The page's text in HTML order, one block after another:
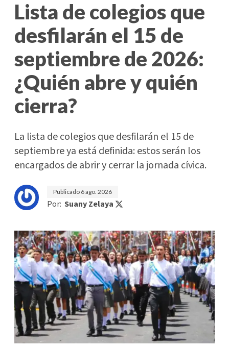
Lista de colegios que
desfilarán el 15 de
septiembre de 2026:
¿Quién abre y quién
cierra?
La lista de colegios que desfilarán el 15 de
septiembre ya está definida: estos serán los
encargados de abrir y cerrar la jornada cívica.
Publicado 6 ago. 2026
Por: Suany Zelaya